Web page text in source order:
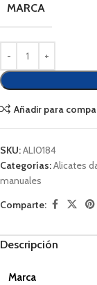
MARCA
Añadir para
SKU:ALI0184
Categorías:Alicates
manuales
Comparte:
Descripción
Marca